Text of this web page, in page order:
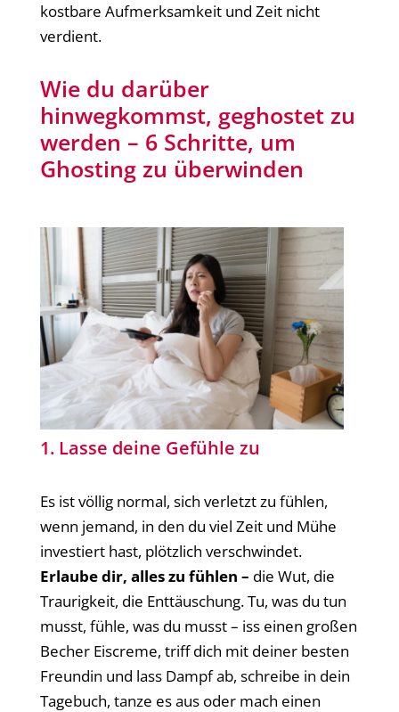
kostbare Aufmerksamkeit und Zeit nicht
verdient.
Wie du darüber
hinwegkommst, geghostet zu
werden – 6 Schritte, um
Ghosting zu überwinden
1. Lasse deine Gefühle zu
Es ist völlig normal, sich verletzt zu fühlen,
wenn jemand, in den du viel Zeit und Mühe
investiert hast, plötzlich verschwindet.
Erlaube dir, alles zu fühlen – die Wut, die
Traurigkeit, die Enttäuschung. Tu, was du tun
musst, fühle, was du musst – iss einen großen
Becher Eiscreme, triff dich mit deiner besten
Freundin und lass Dampf ab, schreibe in dein
Tagebuch, tanze es aus oder mach einen